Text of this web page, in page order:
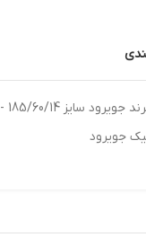
سایز 185/60/14 - دو حلقه
جویرود